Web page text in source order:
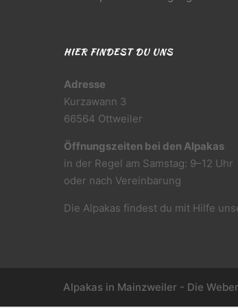
HIER FINDEST DU UNS
Adresse
Kurzawann 3
66564 Ottweiler
Öffnungszeiten bei den Alpakas
in der Regel am Samstag: 9–12 Uhr
oder nach Vereinbarung
Die Alpakas findest du mit Hilfe
Alpakas in Mainzweiler - Die